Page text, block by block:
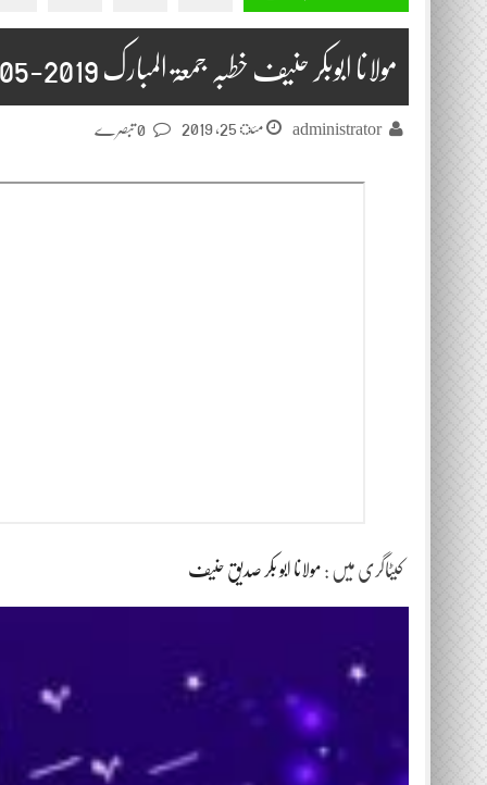
مولانا ابوبکر حنیف خطبہ جمعۃ المبارک 2019-05-24
administrator مئ 25, 2019
کیٹاگری میں : مولانا ابو بکر صدیق حنیف